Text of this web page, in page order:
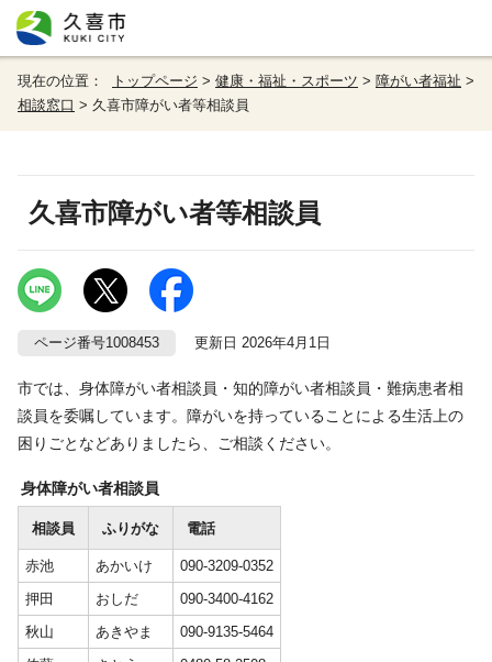
現在の位置： トップページ > 健康・福祉・スポーツ > 障がい者福祉 >
相談窓口 > 久喜市障がい者等相談員
久喜市障がい者等相談員
ページ番号1008453 更新日 2026年4月1日
市では、身体障がい者相談員・知的障がい者相談員・難病患者相
談員を委嘱しています。障がいを持っていることによる生活上の
困りごとなどありましたら、ご相談ください。
身体障がい者相談員
相談員 ふりがな 電話
赤池 あかいけ
090-3209-0352
押田
おしだ
090-3400-4162
秋山
あきやま
090-9135-5464